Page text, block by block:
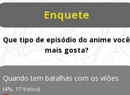
Enquete
Que tipo de episódio do anime você
mais gosta?
Quando tem batalhas com os vilões
(4%, 17 Votos)